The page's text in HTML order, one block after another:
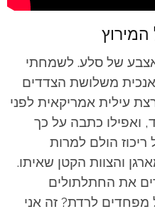
של סלע. לשמחתי
משלושת הצדדים
עילית אמריקאית לפני
ואפילו כתבה על כך
הולם למרות
והצוות הקטן שאיתו.
את החתלתולים
לרדת? זה אני